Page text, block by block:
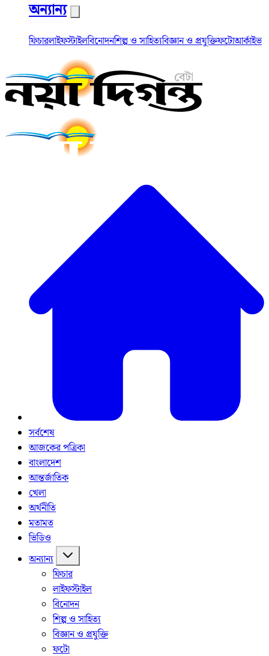
অন্যান্য
ফিচারলাইফস্টাইলবিনোদনশিল্প ও সাহিত্যবিজ্ঞান ও প্রযুক্তিফটোআর্কাইভ
সর্বশেষ
আজকের পত্রিকা
বাংলাদেশ
আন্তর্জাতিক
খেলা
অর্থনীতি
মতামত
ভিডিও
অন্যান্য
ফিচার
লাইফস্টাইল
বিনোদন
শিল্প ও সাহিত্য
বিজ্ঞান ও প্রযুক্তি
ফটো